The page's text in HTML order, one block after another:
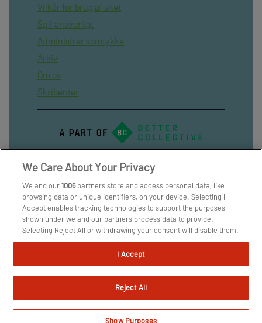
Vilkår for brug af sitet
Spil ansvarligt
Administrer samtykke
Arkiv
Om os
Skribenter
We Care About Your Privacy
We and our1006partners store and access personal data, like
browsing data or unique identifiers, on your device. Selecting I
Accept enables tracking technologies to support the purposes
shown under we and our partners process data to provide.
Selecting Reject All or withdrawing your consent will disable them.
If trackers are disabled, some content and ads you see may not be
as relevant to you. You can resurface this menu to change your
Preferences link on the bottom of the webpage [or the floating
icon on the bottom-left of the webpage, if applicable]. Your
to our Privacy Policy.
We and our partners process data to provide:
I Accept
Reject All
Show Purposes